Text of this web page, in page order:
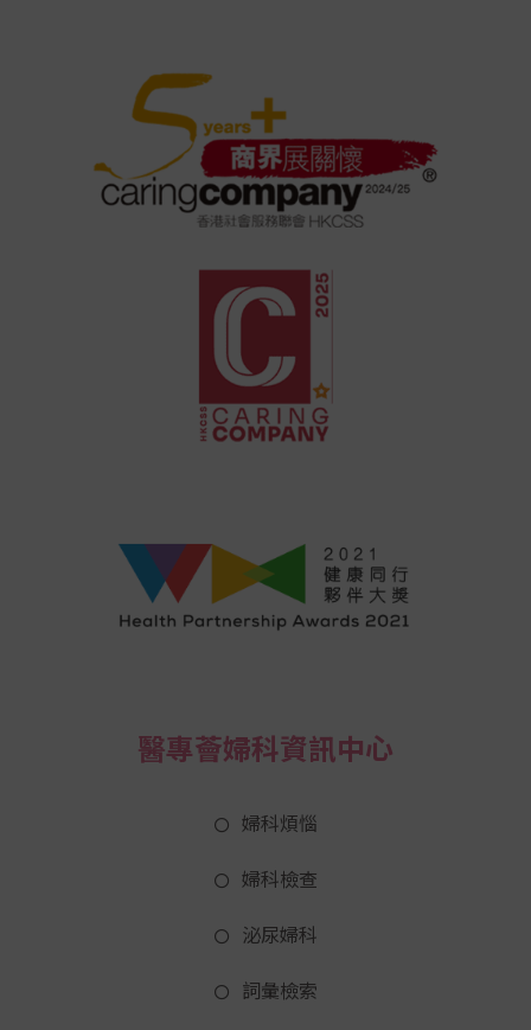
醫專薈婦科資訊中心
婦科煩惱
婦科檢查
泌尿婦科
詞彙檢索